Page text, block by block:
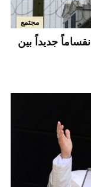
مجتمع
جديداً بين